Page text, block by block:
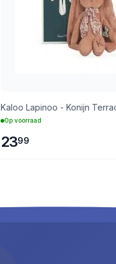
Kaloo Lapinoo - Konijn
Op voorraad
2399